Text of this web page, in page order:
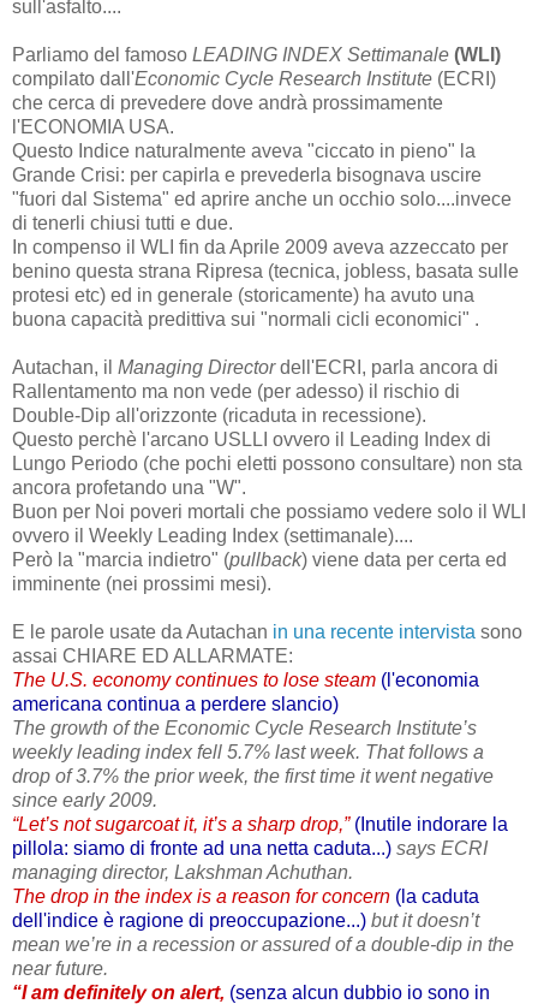
sull'asfalto....
Parliamo del famoso LEADING INDEX Settimanale (WLI)
compilato dall'Economic Cycle Research Institute (ECRI)
che cerca di prevedere dove andrà prossimamente
l'ECONOMIA USA.
Questo Indice naturalmente aveva "ciccato in pieno" la
Grande Crisi: per capirla e prevederla bisognava uscire
"fuori dal Sistema" ed aprire anche un occhio solo....invece
di tenerli chiusi tutti e due.
In compenso il WLI fin da Aprile 2009 aveva azzeccato per
benino questa strana Ripresa (tecnica, jobless, basata sulle
protesi etc) ed in generale (storicamente) ha avuto una
buona capacità predittiva sui "normali cicli economici" .
Autachan, il Managing Directordell'ECRI, parla ancora di
Rallentamento ma non vede (per adesso) il rischio di
Double-Dip all'orizzonte (ricaduta in recessione).
Questo perchè l'arcano USLLI ovvero il Leading Index di
Lungo Periodo (che pochi eletti possono consultare) non sta
ancora profetando una "W".
Buon per Noi poveri mortali che possiamo vedere solo il WLI
ovvero il Weekly Leading Index (settimanale)....
Però la "marcia indietro" (pullback) viene data per certa ed
imminente (nei prossimi mesi).
E le parole usate da Autachan in una recente intervista sono
assai CHIARE ED ALLARMATE:
The U.S. economy continues to lose steam (l'economia
americana continua a perdere slancio)
The growth of the Economic Cycle Research Institute’s
weekly leading index fell 5.7% last week. That follows a
drop of 3.7% the prior week, the first time it went negative
since early 2009.
“Let’s not sugarcoat it, it’s a sharp drop,” (Inutile indorare la
pillola: siamo di fronte ad una netta caduta...) says ECRI
managing director, Lakshman Achuthan.
The drop in the index is a reason for concern (la caduta
dell'indice è ragione di preoccupazione...) but it doesn’t
mean we’re in a recession or assured of a double-dip in the
near future.
“I am definitely on alert, (senza alcun dubbio io sono in